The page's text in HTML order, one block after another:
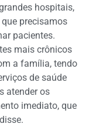
hospitais,
precisamos
pacientes.
mais crônicos
a família, tendo
de saúde
atender os
imediato, que